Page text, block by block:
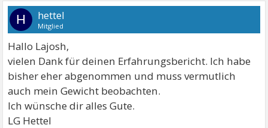
H hettel
Mitglied
Hallo Lajosh,
vielen Dank für deinen Erfahrungsbericht. Ich habe
bisher eher abgenommen und muss vermutlich
auch mein Gewicht beobachten.
Ich wünsche dir alles Gute.
LG Hettel